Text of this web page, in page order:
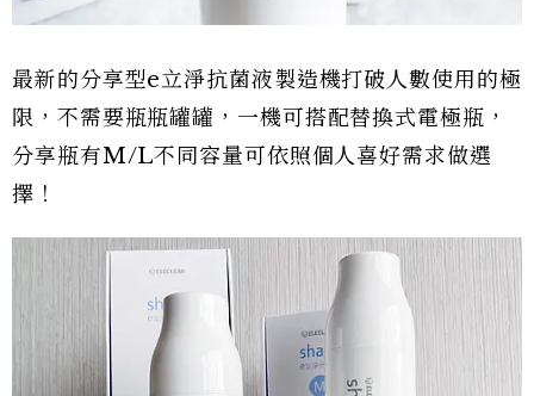
最新的分享型e立淨抗菌液製造機打破人數使用的極
限，不需要瓶瓶罐罐，一機可搭配替換式電極瓶，
分享瓶有M/L不同容量可依照個人喜好需求做選
擇！